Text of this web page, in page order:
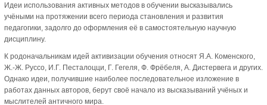
Идеи использования активных методов в обучении высказывались
учёными на протяжении всего периода становления и развития
педагогики, задолго до оформления её в самостоятельную научную
дисциплину.
К родоначальникам идей активизации обучения относят Я.А. Коменского,
Ж.-Ж. Руссо, И.Г. Песталоцци, Г. Гегеля, Ф. Фрёбеля, А. Дистервега и других.
Однако идеи, получившие наиболее последовательное изложение в
работах данных авторов, берут своё начало из высказываний учёных и
мыслителей античного мира.